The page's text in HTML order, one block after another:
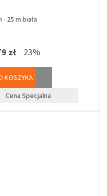
25 m biała
zł 23%
KOSZYKA
Cena Specjalna